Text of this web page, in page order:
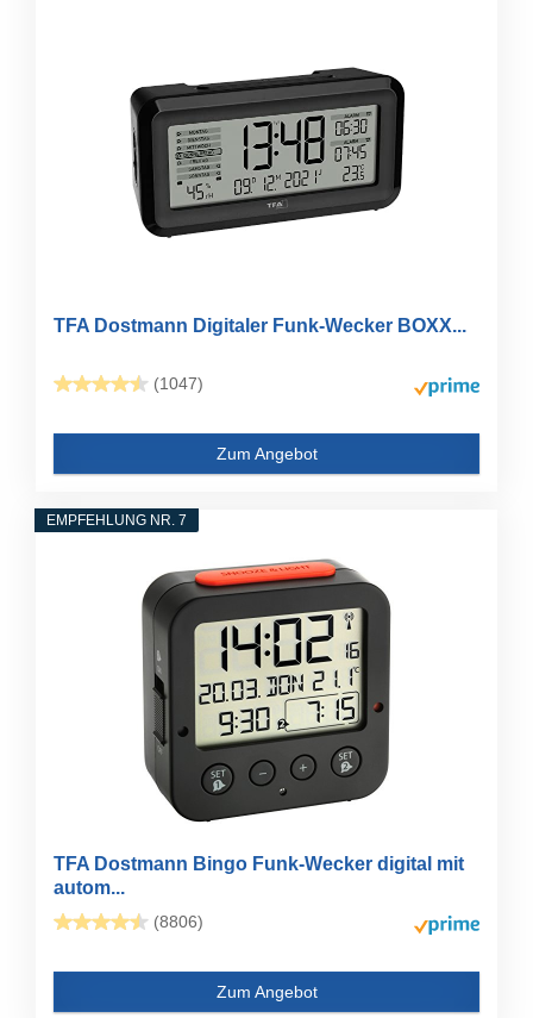
TFA Dostmann Digitaler Funk-Wecker BOXX...
(1047)
Zum Angebot
EMPFEHLUNG NR. 7
TFA Dostmann Bingo Funk-Wecker digital mit
autom...
(8806)
Zum Angebot